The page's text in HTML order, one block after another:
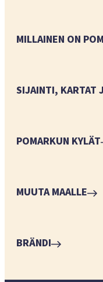
MILLAINEN ON
SIJAINTI, KARTAT
POMARKUN KYLÄT
MUUTA MAALLE
BRÄNDI